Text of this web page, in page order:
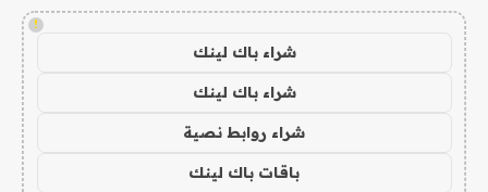
!
شراء باك لينك
شراء باك لينك
شراء روابط نصية
باقات باك لينك